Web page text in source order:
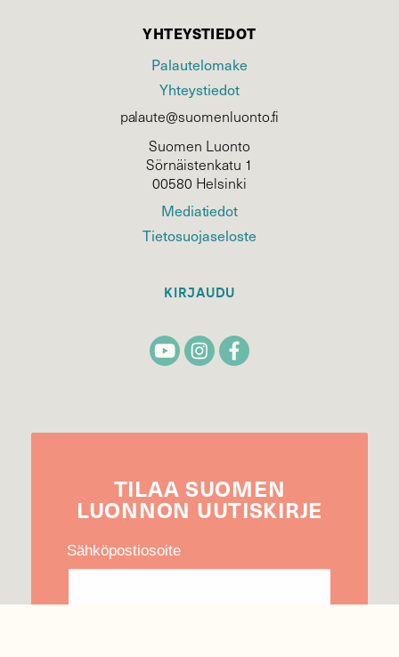
YHTEYSTIEDOT
Palautelomake
Yhteystiedot
palaute@suomenluonto.fi
Suomen Luonto
Sörnäistenkatu 1
00580 Helsinki
Mediatiedot
Tietosuojaseloste
KIRJAUDU
TILAA SUOMEN
LUONNON UUTIS­KIRJE
Sähköpostiosoite